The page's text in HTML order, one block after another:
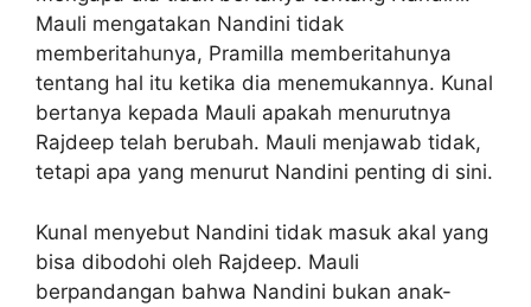
Mauli mengatakan Nandini tidak
memberitahunya, Pramilla memberitahunya
tentang hal itu ketika dia menemukannya. Kunal
bertanya kepada Mauli apakah menurutnya
Rajdeep telah berubah. Mauli menjawab tidak,
tetapi apa yang menurut Nandini penting di sini.
Kunal menyebut Nandini tidak masuk akal yang
bisa dibodohi oleh Rajdeep. Mauli
berpandangan bahwa Nandini bukan anak-